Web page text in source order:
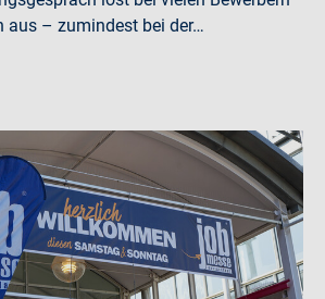
aus – zumindest bei der…